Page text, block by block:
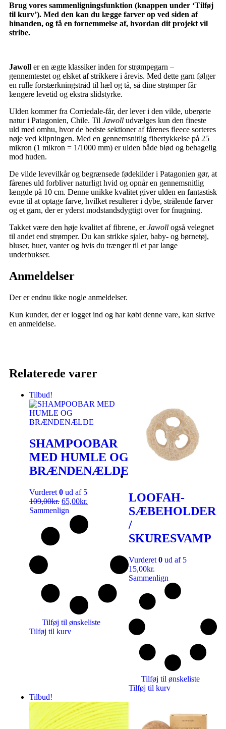
Brug vores sammenligningsfunktion (knappen under ‘Tilføj
til kurv’). Med den kan du lægge farver op ved siden af
hinanden, og få en fornemmelse af, hvordan dit projekt vil
stribe.
Jawoll er en ægte klassiker inden for strømpegarn –
gennemtestet og elsket af strikkere i årevis. Med dette garn følger
en rulle forstærkningstråd til hæl og tå, så dine strømper får
længere levetid og ekstra slidstyrke.
Ulden kommer fra Corriedale-får, der lever i den vilde, uberørte
natur i Patagonien, Chile. Til Jawoll udvælges kun den fineste
uld med omhu, hvor de bedste sektioner af fårenes fleece sorteres
nøje ved klipningen. Med en gennemsnitlig fibertykkelse på 25
mikron (1 mikron = 1/1000 mm) er ulden både blød og behagelig
mod huden.
De vilde levevilkår og begrænsede fødekilder i Patagonien gør, at
fårenes uld forbliver naturligt hvid og opnår en gennemsnitlig
længde på 10 cm. Denne unikke kvalitet giver ulden en fantastisk
evne til at optage farve, hvilket resulterer i dybe, strålende farver
og et garn, der er yderst modstandsdygtigt over for fnugning.
Takket være den høje kvalitet af fibrene, erJawoll også velegnet
til andet end strømper. Du kan strikke sjaler, baby- og børnetøj,
bluser, huer, vanter og hvis du trænger til et par lange
underbukser.
Anmeldelser
Der er endnu ikke nogle anmeldelser.
Kun kunder, der er logget ind og har købt denne vare, kan skrive
en anmeldelse.
Relaterede varer
Tilbud!
SHAMPOOBAR
MED HUMLE OG
BRÆNDENÆLDE
Vurderet 0 ud af 5
109,00kr. 65,00kr.
Sammenlign
Tilføj til ønskeliste
Tilføj til kurv
LOOFAH-
SÆBEHOLDER
/
SKURESVAMP
Vurderet 0 ud af 5
15,00kr.
Sammenlign
Tilføj til ønskeliste
Tilføj til kurv
Tilbud!